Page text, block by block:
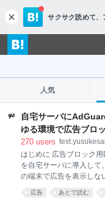
c
l
o
s
サクサク読めて、
人気
自宅サーバに
ゆる環境で広告ブロ
270 users
はじめに 広告ブロック
を自宅サーバに導入して
の端末で広告を表示しな
はじめに AdGuard
インストール 動作確認
広告 あとで読む